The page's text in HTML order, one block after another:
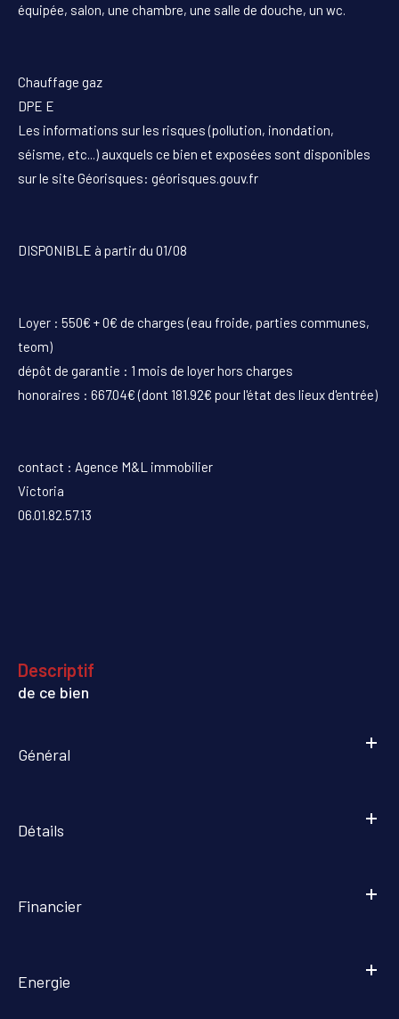
équipée, salon, une chambre, une salle de douche, un wc.
Chauffage gaz
DPE E
Les informations sur les risques (pollution, inondation,
séisme, etc...) auxquels ce bien et exposées sont disponibles
sur le site Géorisques: géorisques.gouv.fr
DISPONIBLE à partir du 01/08
Loyer : 550€ + 0€ de charges (eau froide, parties communes,
teom)
dépôt de garantie : 1 mois de loyer hors charges
honoraires : 667.04€ (dont 181.92€ pour l'état des lieux d'entrée)
contact : Agence M&L immobilier
Victoria
06.01.82.57.13
descriptif
de ce bien
Général
Détails
Financier
Energie